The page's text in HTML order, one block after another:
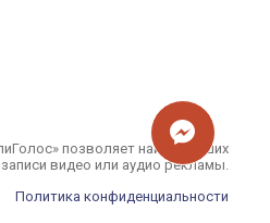
позволяет найти лучших
видео или аудио рекламы.
Политика конфиденциальности